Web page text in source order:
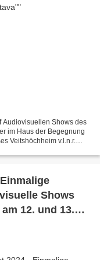
Audiovisuellen Shows des
im Haus der Begegnung
Veitshöchheim v.l.n.r.
Shows
12. und 13.